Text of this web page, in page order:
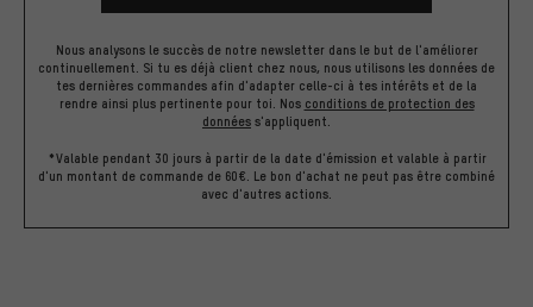
Nous analysons le succès de notre newsletter dans le but de l'améliorer
continuellement. Si tu es déjà client chez nous, nous utilisons les données de
tes dernières commandes afin d'adapter celle-ci à tes intérêts et de la
rendre ainsi plus pertinente pour toi. Nos conditions de protection des
données s'appliquent.
*Valable pendant 30 jours à partir de la date d'émission et valable à partir
d'un montant de commande de 60€. Le bon d'achat ne peut pas être combiné
avec d'autres actions.